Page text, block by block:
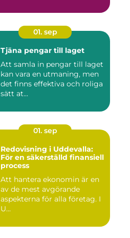
01. sep
Tjäna pengar till laget
Att samla in pengar till laget
kan vara en utmaning, men
det finns effektiva och roliga
sätt at...
01. sep
Redovisning i Uddevalla:
För en säkerställd finansiell
process
Att hantera ekonomin är en
av de mest avgörande
aspekterna för alla företag. I
U...